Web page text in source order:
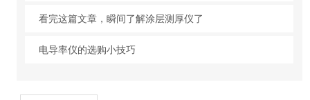
看完这篇文章，瞬间了解涂层测厚仪了
电导率仪的选购小技巧